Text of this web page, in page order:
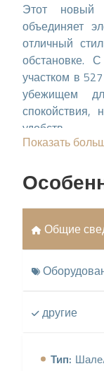
Этот новый
объединяет
отличный
обстановке.
участком в
убежищем
спокойствия,
удобств.
Недвижимость
ванные
является
Показать
Общие
другие
Тип: